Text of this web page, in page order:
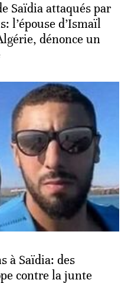
Saïdia attaqués par
l’épouse d’Ismaïl
dénonce un
à Saïdia: des
contre la junte